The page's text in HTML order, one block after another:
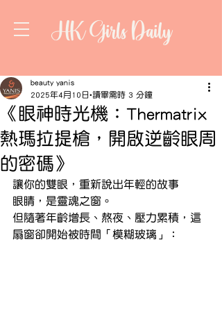
HK Girls Daily
《眼神時光機：Thermatrix
熱瑪拉提槍，開啟逆齡眼周
的密碼》
beauty yanis
2025年4月10日 讀畢需時 3 分鐘
讓你的雙眼，重新說出年輕的故事
眼睛，是靈魂之窗。
但隨著年齡增長、熬夜、壓力累積，這
扇窗卻開始被時間「模糊玻璃」：